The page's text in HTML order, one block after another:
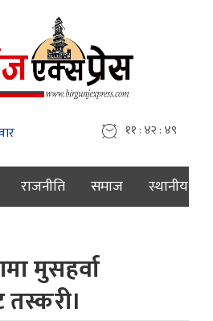
११ : ४२ : ५०
राजनीति समाज स्थानीय
मुसहर्वा
तस्करी।